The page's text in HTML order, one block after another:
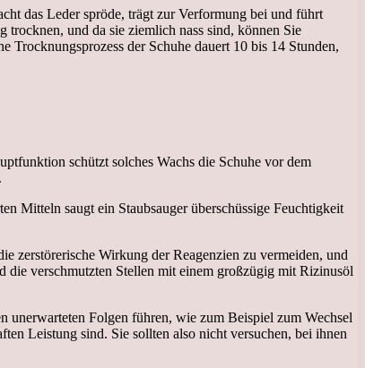
das Leder spröde, trägt zur Verformung bei und führt
trocknen, und da sie ziemlich nass sind, können Sie
der Schuhe dauert 10 bis 14 Stunden,
schützt solches Wachs die Schuhe vor dem
Mitteln saugt ein Staubsauger überschüssige Feuchtigkeit
zerstörerische Wirkung der Reagenzien zu vermeiden, und
die verschmutzten Stellen mit einem großzügig mit Rizinusöl
Folgen führen, wie zum Beispiel zum Wechsel
Leistung sind. Sie sollten also nicht versuchen, bei ihnen